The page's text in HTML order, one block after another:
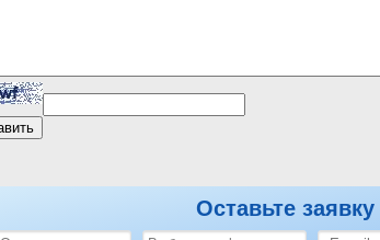
Resort & Nelson Village 5* Оставить отзыв по этому
Оставьте